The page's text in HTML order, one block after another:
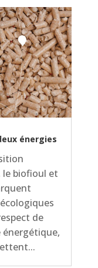
énergies
biofioul et
de
énergétique,